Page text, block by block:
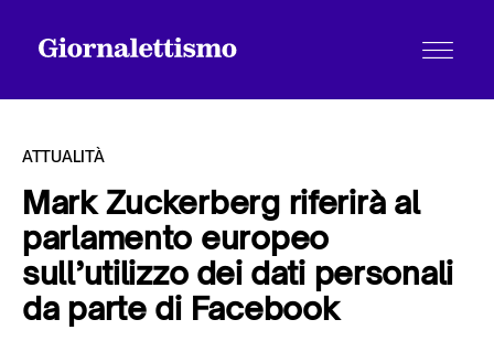
Tutti gli articoli
Chi siamo
ATTUALITÀ
Mark Zuckerberg riferirà al
parlamento europeo
sull’utilizzo dei dati personali
da parte di Facebook